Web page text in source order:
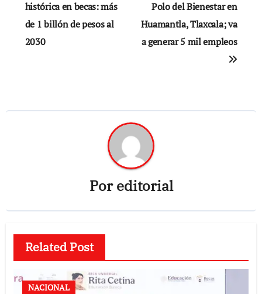
de
entradas
histórica en becas: más
de 1 billón de pesos al
2030
Polo del Bienestar en
Huamantla, Tlaxcala; va
a generar 5 mil empleos
Poreditorial
Related Post
NACIONAL